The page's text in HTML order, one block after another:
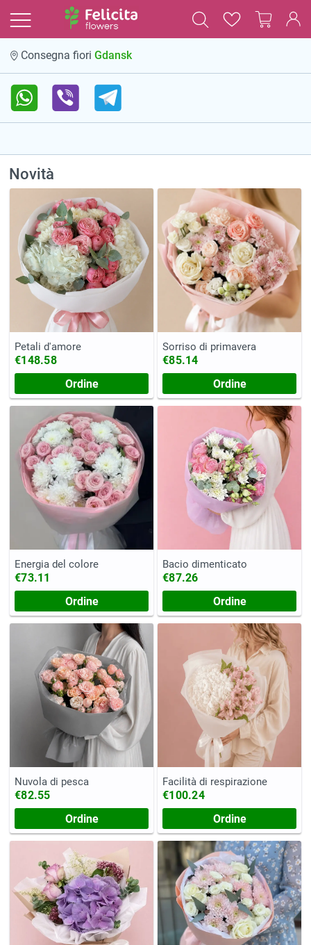
Consegna fiori Gdansk
Novità
Petali d'amore
€148.58
Ordine
Sorriso di primavera
€85.14
Ordine
Energia del colore
€73.11
Ordine
Bacio dimenticato
€87.26
Ordine
Nuvola di pesca
€82.55
Ordine
Facilità di respirazione
€100.24
Ordine